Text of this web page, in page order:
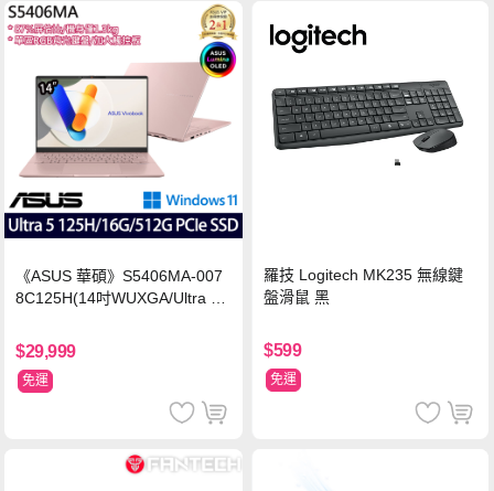
《ASUS 華碩》S5406MA-007
8C125H(14吋WUXGA/Ultra 5
n11/二年保)
$29,999
免運
羅技 Logitech MK235 無線鍵
盤滑鼠 黑
$599
免運